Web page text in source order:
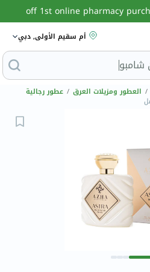
أم سقيم الأولى, دبي
/ العطور ومزيلات العرق / عطور رجالية